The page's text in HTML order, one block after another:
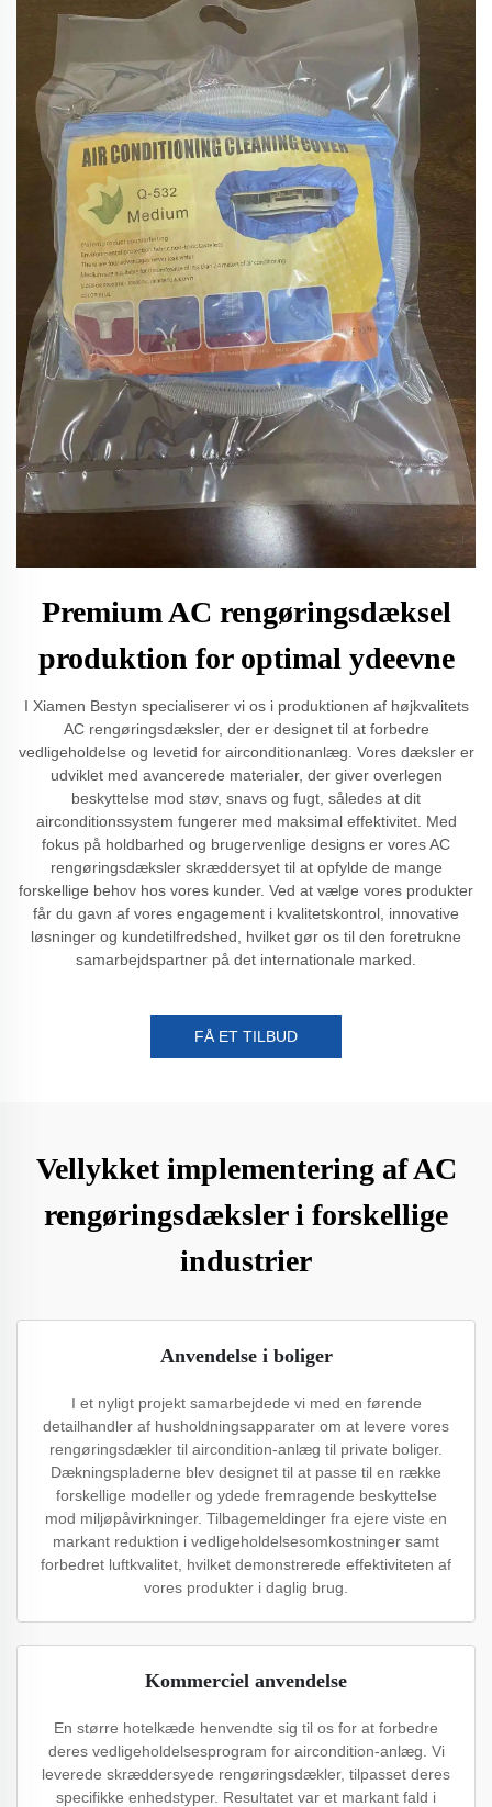
Premium AC rengøringsdæksel
produktion for optimal ydeevne
I Xiamen Bestyn specialiserer vi os i produktionen af ​​højkvalitets
AC rengøringsdæksler, der er designet til at forbedre
vedligeholdelse og levetid for airconditionanlæg. Vores dæksler er
udviklet med avancerede materialer, der giver overlegen
beskyttelse mod støv, snavs og fugt, således at dit
airconditionssystem fungerer med maksimal effektivitet. Med
fokus på holdbarhed og brugervenlige designs er vores AC
rengøringsdæksler skræddersyet til at opfylde de mange
forskellige behov hos vores kunder. Ved at vælge vores produkter
får du gavn af vores engagement i kvalitetskontrol, innovative
løsninger og kundetilfredshed, hvilket gør os til den foretrukne
samarbejdspartner på det internationale marked.
FÅ ET TILBUD
Vellykket implementering af AC
rengøringsdæksler i forskellige
industrier
Anvendelse i boliger
I et nyligt projekt samarbejdede vi med en førende
detailhandler af husholdningsapparater om at levere vores
rengøringsdækler til aircondition-anlæg til private boliger.
Dækningspladerne blev designet til at passe til en række
forskellige modeller og ydede fremragende beskyttelse
mod miljøpåvirkninger. Tilbagemeldinger fra ejere viste en
markant reduktion i vedligeholdelsesomkostninger samt
forbedret luftkvalitet, hvilket demonstrerede effektiviteten af
vores produkter i daglig brug.
Kommerciel anvendelse
En større hotelkæde henvendte sig til os for at forbedre
deres vedligeholdelsesprogram for aircondition-anlæg. Vi
leverede skræddersyede rengøringsdækler, tilpasset deres
specifikke enhedstyper. Resultatet var et markant fald i